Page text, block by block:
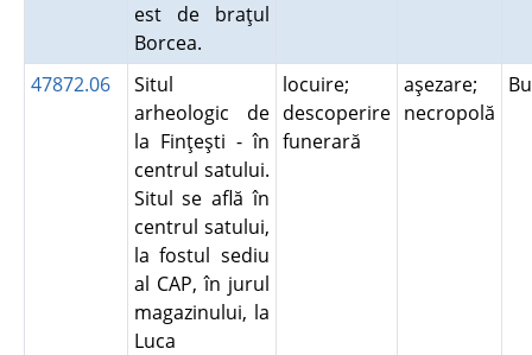
est de braţul
Borcea.
47872.06
Situl
arheologic de
la Finţeşti - în
centrul satului.
Situl se află în
centrul satului,
la fostul sediu
al CAP, în jurul
magazinului, la
Luca
locuire;
descoperire
funerară
aşezare;
necropolă